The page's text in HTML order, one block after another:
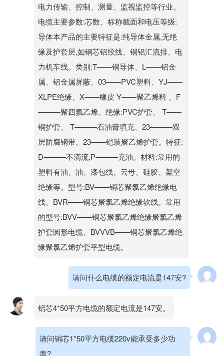
电力传输、控制、测量、监视监控等行业。
电缆主要参数:芯数、标称截面和电压等级:
导体本产品的主要特征是:纯导体金属,无绝
缘及护套层,如钢芯铝绞线、铜铝汇流排、电
力机车线。类别:T——铜导体、L——铝金
属、铝金属屏蔽、03——PVC塑料、YJ——
XLPE绝缘、X——橡皮 Y——聚乙烯料 、F
———聚四氟乙烯。绝缘:PVC护套、 T——
铜护套、 T———石油膏填充、23———双
层防腐钢带、23——铠装聚乙烯护套。特征:
D———不滴流,P———充油。材料:常用的
塑料有油、油、漆包线、云母、硅胶、架空
绝缘等。型号:BV——铜芯聚氯乙烯绝缘电
线、BVR——铜芯聚氯乙烯绝缘软线。常用
的型号:BVV——铜芯聚氯乙烯绝缘聚氯乙烯
护套圆形电缆、BVVVB——铜芯聚氯乙烯绝
缘聚氯乙烯护套平型电缆。
请问什么电缆的额定电流是147安?
铝芯4*50平方电缆的额定电流是147安。
请问铜芯1*50平方电缆220v能承受多少功
率?